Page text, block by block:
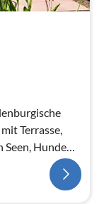
Seen, Hunde